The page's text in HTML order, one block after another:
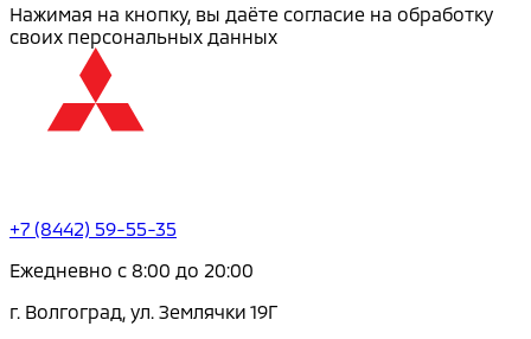
Нажимая на кнопку, вы даёте согласие на обработку
своих персональных данных
+7 (8442) 59-55-35
Ежедневно с 8:00 до 20:00
г. Волгоград, ул. Землячки 19Г